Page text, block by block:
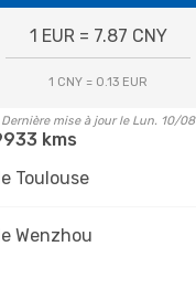
1 EUR = 7.87 CNY
1 CNY = 0.13 EUR
Dernière mise à jour le Lun. 10/08
kms
Toulouse
Wenzhou